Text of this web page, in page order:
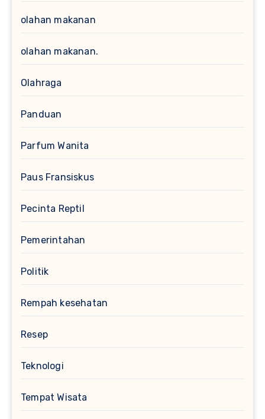
olahan makanan
olahan makanan.
Olahraga
Panduan
Parfum Wanita
Paus Fransiskus
Pecinta Reptil
Pemerintahan
Politik
Rempah kesehatan
Resep
Teknologi
Tempat Wisata